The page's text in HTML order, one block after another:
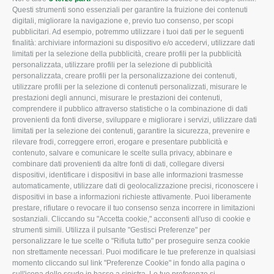
Questi strumenti sono essenziali per garantire la fruizione dei contenuti
digitali, migliorare la navigazione e, previo tuo consenso, per scopi
pubblicitari. Ad esempio, potremmo utilizzare i tuoi dati per le seguenti
finalità: archiviare informazioni su dispositivo e/o accedervi, utilizzare dati
limitati per la selezione della pubblicità, creare profili per la pubblicità
personalizzata, utilizzare profili per la selezione di pubblicità
personalizzata, creare profili per la personalizzazione dei contenuti,
utilizzare profili per la selezione di contenuti personalizzati, misurare le
prestazioni degli annunci, misurare le prestazioni dei contenuti,
comprendere il pubblico attraverso statistiche o la combinazione di dati
provenienti da fonti diverse, sviluppare e migliorare i servizi, utilizzare dati
limitati per la selezione dei contenuti, garantire la sicurezza, prevenire e
rilevare frodi, correggere errori, erogare e presentare pubblicità e
contenuto, salvare e comunicare le scelte sulla privacy, abbinare e
combinare dati provenienti da altre fonti di dati, collegare diversi
dispositivi, identificare i dispositivi in base alle informazioni trasmesse
automaticamente, utilizzare dati di geolocalizzazione precisi, riconoscere i
dispositivi in base a informazioni richieste attivamente. Puoi liberamente
prestare, rifiutare o revocare il tuo consenso senza incorrere in limitazioni
sostanziali. Cliccando su "Accetta cookie," acconsenti all'uso di cookie e
strumenti simili. Utilizza il pulsante "Gestisci Preferenze" per
personalizzare le tue scelte o "Rifiuta tutto" per proseguire senza cookie
non strettamente necessari. Puoi modificare le tue preferenze in qualsiasi
momento cliccando sul link "Preferenze Cookie" in fondo alla pagina o
ROVIGO
L'Associazione
Missione e Progetto
Organigramma aziendale
I Nostri Servizi
Uffici della Sede
provinciale
Le Sedi di Zona
Agricoltori S.r.l.
Whistleblowing
Confagricoltura Rovigo e
Agricoltori srl
INFORMA
Tecnico
Fiscale
Lavoro
Ambiente
Associazione
CONFAGRICOLTURA
ATTIVA
Notizie in evidenza
Eventi
Comunicati Stampa
Video
Iscrizione Newsletter
Newsletter